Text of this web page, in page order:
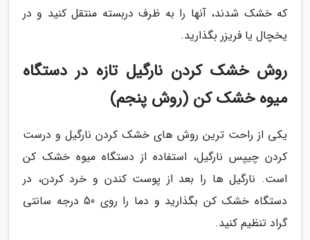
که خشک شدند، آنها را به ظرف دربسته منتقل کنید و در
یخچال یا فریزر بگذارید.
روش خشک کردن نارگیل تازه در دستگاه
میوه خشک کن (روش پنجم)
یکی از راحت ترین روش های خشک کردن نارگیل و درست
کردن چیپس نارگیل، استفاده از دستگاه میوه خشک کن
است. نارگیل ها را بعد از پوست کندن و خرد کردن، در
دستگاه خشک کن بگذارید و دما را روی 50 درجه سانتی
گراد تنظیم کنید.